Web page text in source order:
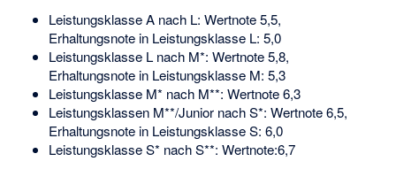
Leistungsklasse A nach L: Wertnote 5,5,
Erhaltungsnote in Leistungsklasse L: 5,0
Leistungsklasse L nach M*: Wertnote 5,8,
Erhaltungsnote in Leistungsklasse M: 5,3
Leistungsklasse M* nach M**: Wertnote 6,3
Leistungsklassen M**/Junior nach S*: Wertnote 6,5,
Erhaltungsnote in Leistungsklasse S: 6,0
Leistungsklasse S* nach S**: Wertnote:6,7